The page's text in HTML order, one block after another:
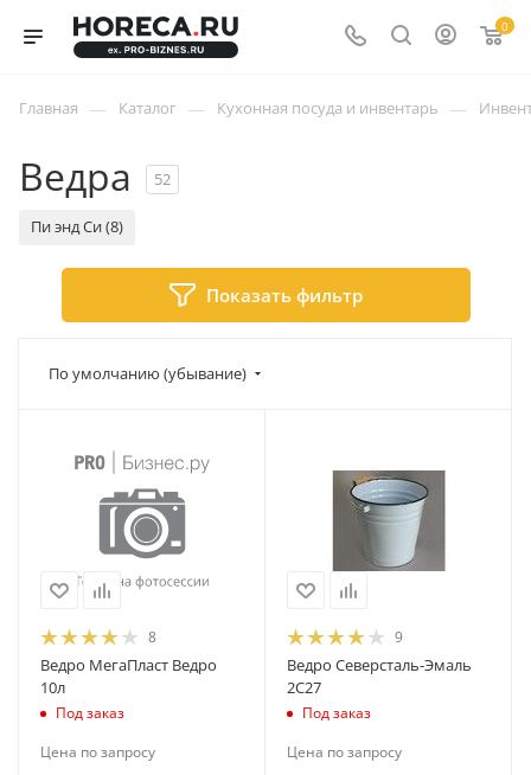
0
Главная — Каталог — Кухонная посуда и инвентарь —
Ведра 52
Пи энд Си (8)
Показать фильтр
По умолчанию (убывание)
8
Ведро МегаПласт Ведро
10л
Под заказ
Цена по запросу
9
Ведро Северсталь-Эмаль
2С27
Под заказ
Цена по запросу